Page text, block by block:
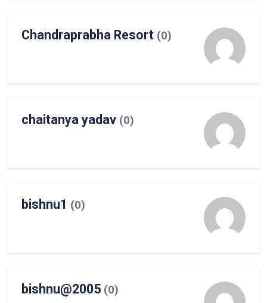
Chandraprabha Resort (0)
chaitanya yadav (0)
bishnu1 (0)
bishnu@2005 (0)